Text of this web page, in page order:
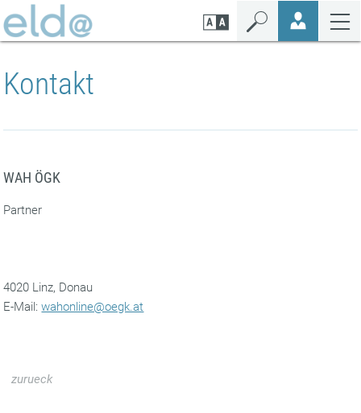
Seiteninhalt
springen
Navigation
springen
Mobilen
Navigation
springen
Kontakt
WAH ÖGK
Partner
4020 Linz, Donau
‌E-Mail:wahonline@oegk.at
zurueck